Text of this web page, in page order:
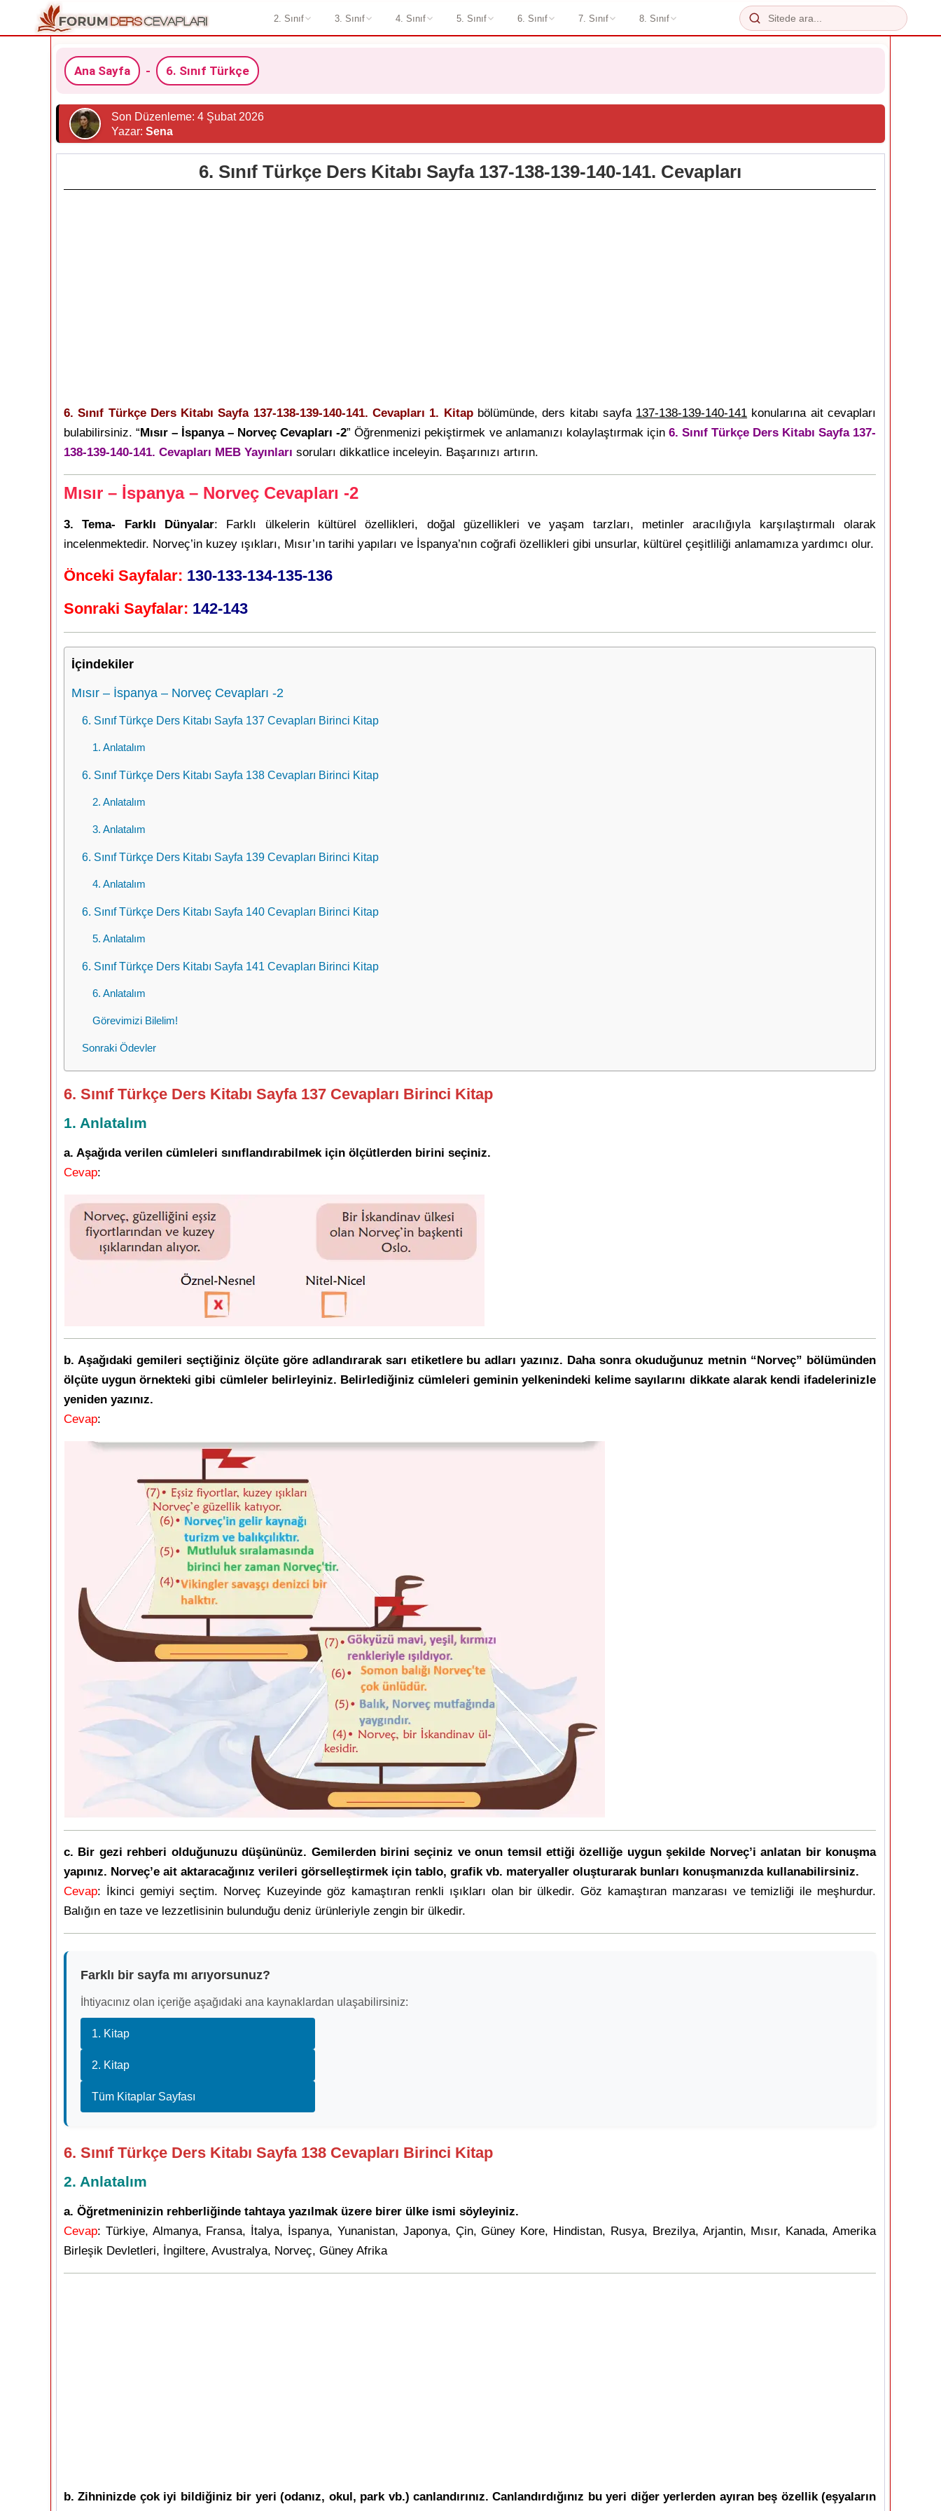
2. Sınıf 3. Sınıf 4. Sınıf 5. Sınıf 6. Sınıf 7. Sınıf 8. Sınıf
Ana Sayfa - 6. Sınıf Türkçe
Son Düzenleme: 4 Şubat 2026
Yazar: Sena
6. Sınıf Türkçe Ders Kitabı Sayfa 137-138-139-140-141. Cevapları
6. Sınıf Türkçe Ders Kitabı Sayfa 137-138-139-140-141. Cevapları 1. Kitapbölümünde, ders kitabı sayfa 137-138-139-140-141 konularına ait cevapları
bulabilirsiniz. “Mısır – İspanya – Norveç Cevapları -2” Öğrenmenizi pekiştirmek ve anlamanızı kolaylaştırmak için 6. Sınıf Türkçe Ders Kitabı Sayfa 137-
138-139-140-141. Cevapları MEB Yayınları soruları dikkatlice inceleyin. Başarınızı artırın.
Mısır – İspanya – Norveç Cevapları -2
3. Tema- Farklı Dünyalar: Farklı ülkelerin kültürel özellikleri, doğal güzellikleri ve yaşam tarzları, metinler aracılığıyla karşılaştırmalı olarak
incelenmektedir. Norveç’in kuzey ışıkları, Mısır’ın tarihi yapıları ve İspanya’nın coğrafi özellikleri gibi unsurlar, kültürel çeşitliliği anlamamıza yardımcı olur.
Önceki Sayfalar: 130-133-134-135-136
Sonraki Sayfalar: 142-143
İçindekiler
Mısır – İspanya – Norveç Cevapları -2
6. Sınıf Türkçe Ders Kitabı Sayfa 137 Cevapları Birinci Kitap
1. Anlatalım
6. Sınıf Türkçe Ders Kitabı Sayfa 138 Cevapları Birinci Kitap
2. Anlatalım
3. Anlatalım
6. Sınıf Türkçe Ders Kitabı Sayfa 139 Cevapları Birinci Kitap
4. Anlatalım
6. Sınıf Türkçe Ders Kitabı Sayfa 140 Cevapları Birinci Kitap
5. Anlatalım
6. Sınıf Türkçe Ders Kitabı Sayfa 141 Cevapları Birinci Kitap
6. Anlatalım
Görevimizi Bilelim!
Sonraki Ödevler
6. Sınıf Türkçe Ders Kitabı Sayfa 137 Cevapları Birinci Kitap
1. Anlatalım
a. Aşağıda verilen cümleleri sınıflandırabilmek için ölçütlerden birini seçiniz.
Cevap:
b. Aşağıdaki gemileri seçtiğiniz ölçüte göre adlandırarak sarı etiketlere bu adları yazınız. Daha sonra okuduğunuz metnin “Norveç” bölümünden
ölçüte uygun örnekteki gibi cümleler belirleyiniz. Belirlediğiniz cümleleri geminin yelkenindeki kelime sayılarını dikkate alarak kendi ifadelerinizle
yeniden yazınız.
Cevap:
c. Bir gezi rehberi olduğunuzu düşününüz. Gemilerden birini seçiniz ve onun temsil ettiği özelliğe uygun şekilde Norveç’i anlatan bir konuşma
yapınız. Norveç’e ait aktaracağınız verileri görselleştirmek için tablo, grafik vb. materyaller oluşturarak bunları konuşmanızda kullanabilirsiniz.
Cevap: İkinci gemiyi seçtim. Norveç Kuzeyinde göz kamaştıran renkli ışıkları olan bir ülkedir. Göz kamaştıran manzarası ve temizliği ile meşhurdur.
Balığın en taze ve lezzetlisinin bulunduğu deniz ürünleriyle zengin bir ülkedir.
Farklı bir sayfa mı arıyorsunuz?
İhtiyacınız olan içeriğe aşağıdaki ana kaynaklardan ulaşabilirsiniz:
1. Kitap
2. Kitap
Tüm Kitaplar Sayfası
6. Sınıf Türkçe Ders Kitabı Sayfa 138 Cevapları Birinci Kitap
2. Anlatalım
a. Öğretmeninizin rehberliğinde tahtaya yazılmak üzere birer ülke ismi söyleyiniz.
Cevap: Türkiye, Almanya, Fransa, İtalya, İspanya, Yunanistan, Japonya, Çin, Güney Kore, Hindistan, Rusya, Brezilya, Arjantin, Mısır, Kanada, Amerika
Birleşik Devletleri, İngiltere, Avustralya, Norveç, Güney Afrika
b. Zihninizde çok iyi bildiğiniz bir yeri (odanız, okul, park vb.) canlandırınız. Canlandırdığınız bu yeri diğer yerlerden ayıran beş özellik (eşyaların